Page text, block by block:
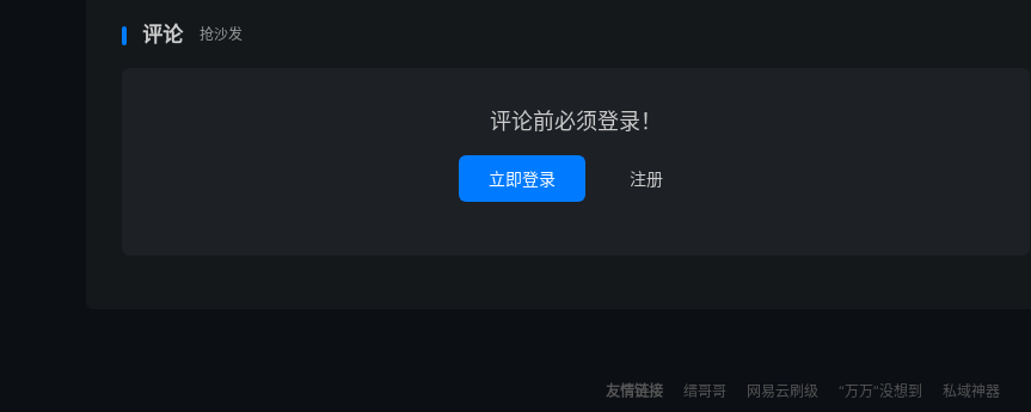
评论 抢沙发
评论前必须登录！
立即登录 注册
友情链接 缙哥哥 网易云刷级 “万万”没想到 私域神器